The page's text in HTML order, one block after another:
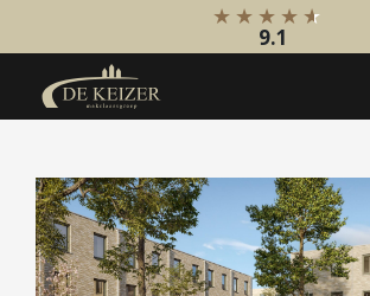
Koopaanbod
Bestaande bouw
Internationaal
Nieuwbouw
9.1